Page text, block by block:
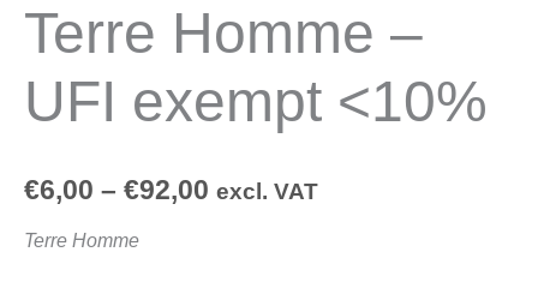
Terre Homme –
UFI exempt <10%
€6,00 – €92,00 excl. VAT
Terre Homme